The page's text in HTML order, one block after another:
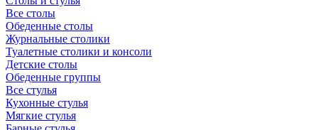
Все столы
Обеденные столы
Журнальные столики
Туалетные столики и консоли
Детские столы
Обеденные группы
Все стулья
Кухонные стулья
Мягкие стулья